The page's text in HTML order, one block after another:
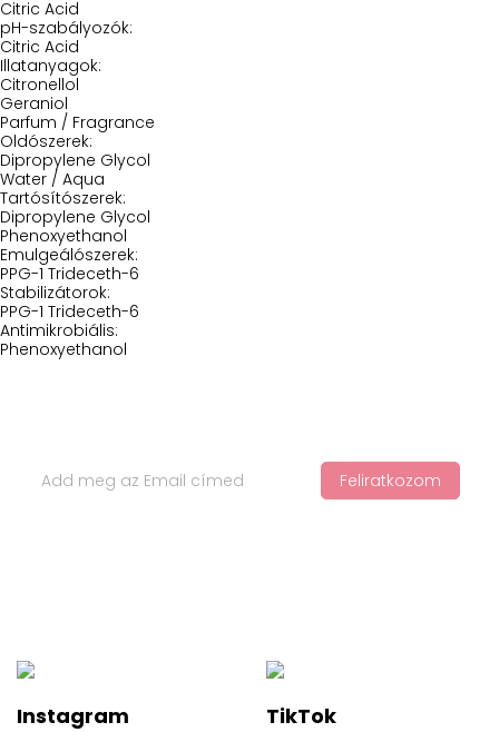
Citric Acid
pH-szabályozók:
Citric Acid
Illatanyagok:
Citronellol
Geraniol
Parfum / Fragrance
Oldószerek:
Dipropylene Glycol
Water / Aqua
Tartósítószerek:
Dipropylene Glycol
Phenoxyethanol
Emulgeálószerek:
PPG-1 Trideceth-6
Stabilizátorok:
PPG-1 Trideceth-6
Antimikrobiális:
Phenoxyethanol
Feliratkozom
Instagram TikTok